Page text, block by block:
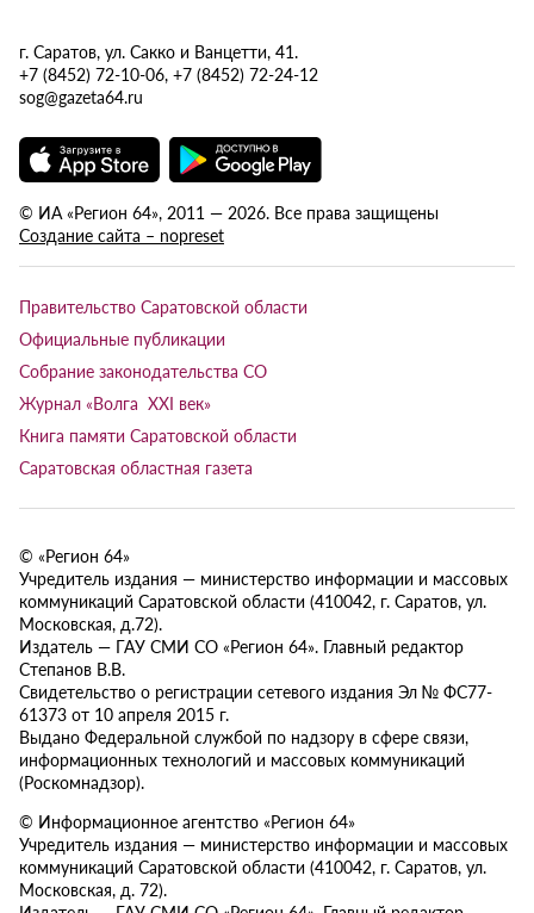
г. Саратов, ул. Сакко и Ванцетти, 41.
+7 (8452) 72-10-06, +7 (8452) 72-24-12
sog@gazeta64.ru
© ИА «Регион 64», 2011 — 2026. Все права защищены
Создание сайта – nopreset
Правительство Саратовской области
Официальные публикации
Собрание законодательства СО
Журнал «Волга XXI век»
Книга памяти Саратовской области
Саратовская областная газета
© «Регион 64»
Учредитель издания — министерство информации и массовых
коммуникаций Саратовской области (410042, г. Саратов, ул.
Московская, д.72).
Издатель — ГАУ СМИ СО «Регион 64». Главный редактор
Степанов В.В.
Свидетельство о регистрации сетевого издания Эл № ФС77-
61373 от 10 апреля 2015 г.
Выдано Федеральной службой по надзору в сфере связи,
информационных технологий и массовых коммуникаций
(Роскомнадзор).
© Информационное агентство «Регион 64»
Учредитель издания — министерство информации и массовых
коммуникаций Саратовской области (410042, г. Саратов, ул.
Московская, д. 72).